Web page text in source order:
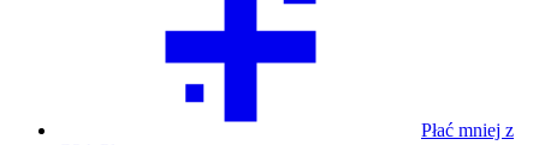
Płać mniej z